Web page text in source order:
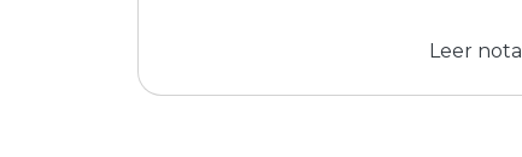
Leer nota